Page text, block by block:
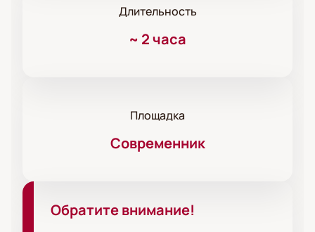
Длительность
~ 2 часа
Площадка
Современник
Обратите внимание!